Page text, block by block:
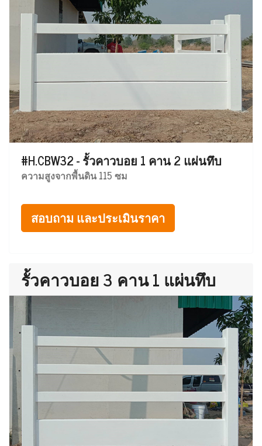
#H.CBW32 - รั้วคาวบอย 1 คาน 2 แผ่นทึบ
ความสูงจากพื้นดิน 115 ซม
สอบถาม และประเมินราคา
รั้วคาวบอย 3 คาน 1 แผ่นทึบ